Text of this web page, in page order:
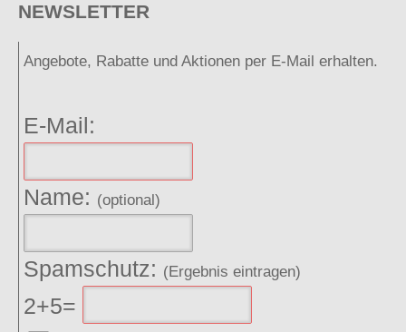
NEWSLETTER
Angebote, Rabatte und Aktionen per E-Mail erhalten.
E-Mail:
Name: (optional)
Spamschutz: (Ergebnis eintragen)
2+5=